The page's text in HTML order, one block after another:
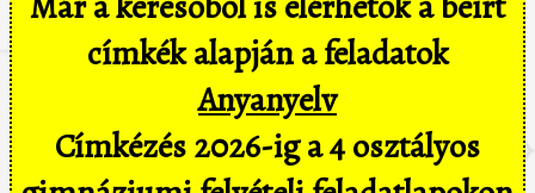
címkék alapján a feladatok
Anyanyelv
Címkézés 2026-ig a 4 osztályos